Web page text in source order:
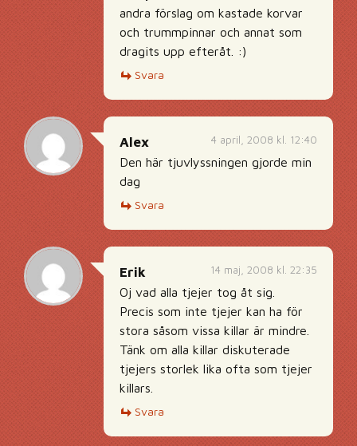
andra förslag om kastade korvar
och trummpinnar och annat som
dragits upp efteråt. :)
Svara
4 april, 2008 kl. 12:40
Alex
Den här tjuvlyssningen gjorde min
dag
Svara
14 maj, 2008 kl. 22:35
Erik
Oj vad alla tjejer tog åt sig.
Precis som inte tjejer kan ha för
stora såsom vissa killar är mindre.
Tänk om alla killar diskuterade
tjejers storlek lika ofta som tjejer
killars.
Svara